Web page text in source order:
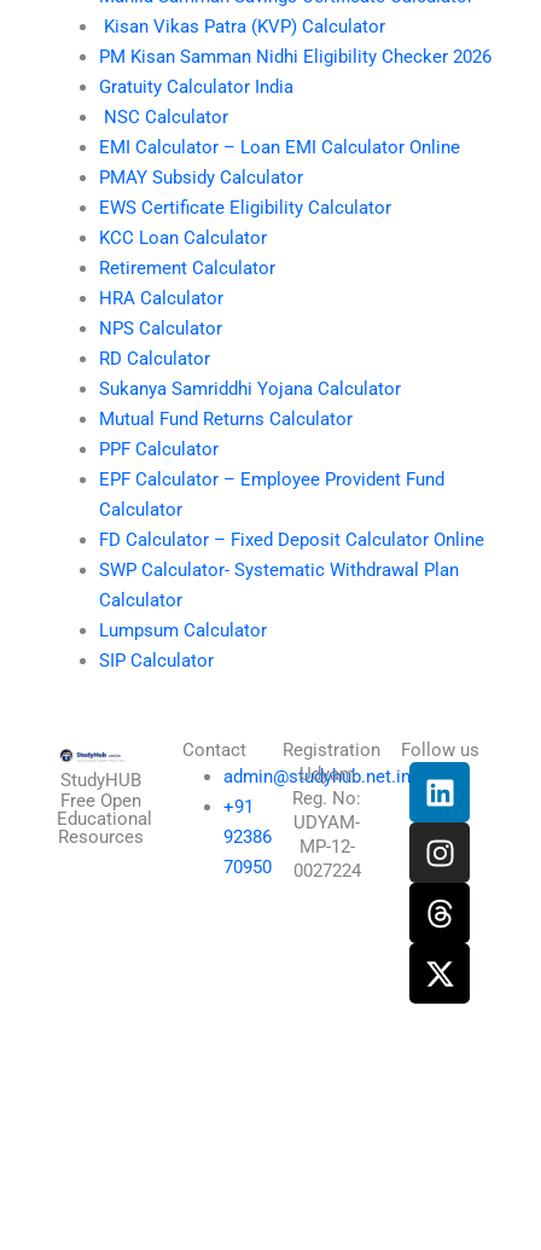
Kisan Vikas Patra (KVP) Calculator
PM Kisan Samman Nidhi Eligibility Checker 2026
Gratuity Calculator India
NSC Calculator
EMI Calculator – Loan EMI Calculator Online
PMAY Subsidy Calculator
EWS Certificate Eligibility Calculator
KCC Loan Calculator
Retirement Calculator
HRA Calculator
NPS Calculator
RD Calculator
Sukanya Samriddhi Yojana Calculator
Mutual Fund Returns Calculator
PPF Calculator
EPF Calculator – Employee Provident Fund
Calculator
FD Calculator – Fixed Deposit Calculator Online
SWP Calculator- Systematic Withdrawal Plan
Calculator
Lumpsum Calculator
SIP Calculator
StudyHUB
Free Open
Educational
Resources
Contact
admin@studyhub.net.in
+91
92386
70950
Registration
Udyam
Reg. No:
UDYAM-
MP-12-
0027224
Follow us
L
i
n
k
e
d
i
n
I
n
s
t
a
g
r
a
T
h
r
e
a
d
s
X
-
t
w
i
t
t
e